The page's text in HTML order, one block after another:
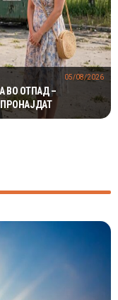
ВО ОТПАД –
05/08/2026